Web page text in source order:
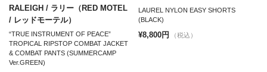
RALEIGH / ラリー（RED MOTEL
/ レッドモーテル）
“TRUE INSTRUMENT OF PEACE”
TROPICAL RIPSTOP COMBAT JACKET
& COMBAT PANTS (SUMMERCAMP
Ver.GREEN)
LAUREL NYLON EASY SHORTS
(BLACK)
¥8,800円 （税込）